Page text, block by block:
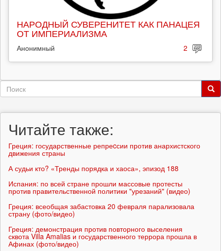
НАРОДНЫЙ СУВЕРЕНИТЕТ КАК ПАНАЦЕЯ
ОТ ИМПЕРИАЛИЗМА
Анонимный 2
Форма
Читайте также:
Греция: государственные репреcсии против анархистского
движения страны
А судьи кто? «Тренды порядка и хаоса», эпизод 188
Испания: по всей стране прошли массовые протесты
против правительственной политики "урезаний" (видео)
Греция: всеобщая забастовка 20 февраля парализовала
страну (фото/видео)
Греция: демонстрация против повторного выселения
сквота Villa Amalias и государственного террора прошла в
Афинах (фото/видео)